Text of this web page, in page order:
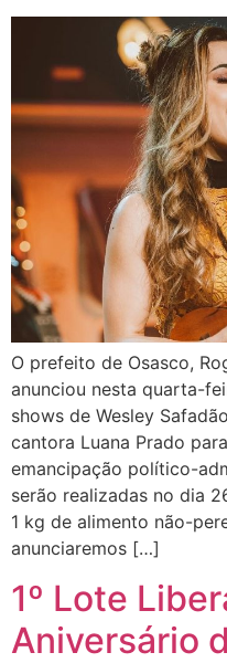
O prefeito de Osasco,
anunciou nesta quarta-
shows de Wesley
cantora Luana Prado
emancipação político-
serão realizadas no dia
1 kg de alimento não-
anunciaremos […]
1º Lote
Aniversário